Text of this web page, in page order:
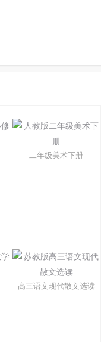
二年级美术下册
高三语文现代散文选读